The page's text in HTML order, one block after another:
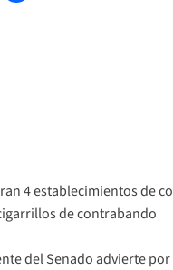
4 establecimientos de
de contrabando
del Senado advierte por